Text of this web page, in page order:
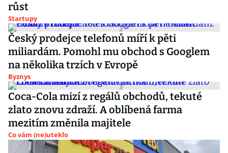
růst
Startupy
Český prodejce telefonů míří k pěti
miliardám. Pomohl mu obchod s Googlem
na několika trzích v Evropě
Byznys
Coca-Cola mizí z regálů obchodů, tekuté
zlato znovu zdraží. A oblíbená farma
mezitím změnila majitele
Co vám (ne)uteklo